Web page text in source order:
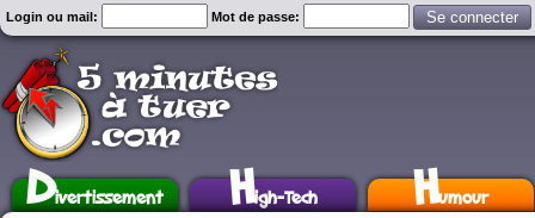
Login ou mail: Mot de passe:
Divertissement High-Tech Humour